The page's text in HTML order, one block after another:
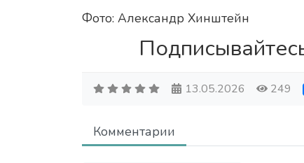
Фото: Александр Хинштейн
13.05.2026 249
Комментарии